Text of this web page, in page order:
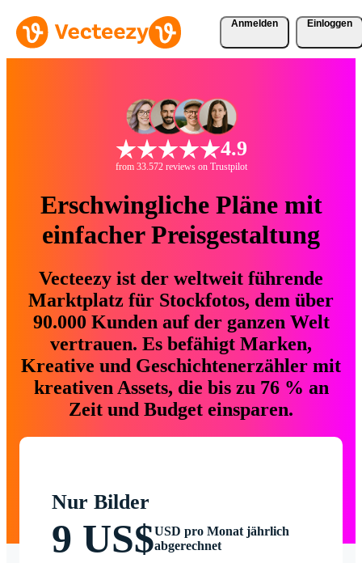
Anmelden Einloggen
4.9
from 33.572 reviews on Trustpilot
Erschwingliche Pläne mit
einfacher Preisgestaltung
Vecteezy ist der weltweit führende
Marktplatz für Stockfotos, dem über
90.000 Kunden auf der ganzen Welt
vertrauen. Es befähigt Marken,
Kreative und Geschichtenerzähler mit
kreativen Assets, die bis zu 76 % an
Zeit und Budget einsparen.
Nur Bilder
9 US$USD pro Monat jährlich
abgerechnet